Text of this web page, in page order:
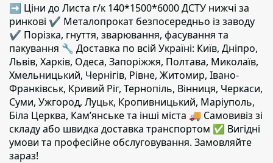
➡ Ціни до Листа г/к 140*1500*6000 ДСТУ нижчі за
ринкові ✔️ Металопрокат безпосередньо із заводу
✔️ Порізка, гнуття, зварювання, фасування та
пакування 🔧 Доставка по всій Україні: Київ, Дніпро,
Львів, Харків, Одеса, Запоріжжя, Полтава, Миколаїв,
Хмельницький, Чернігів, Рівне, Житомир, Івано-
Франківськ, Кривий Ріг, Тернопіль, Вінниця, Черкаси,
Суми, Ужгород, Луцьк, Кропивницький, Маріуполь,
Біла Церква, Кам’янське та інші міста 🚚 Самовивіз зі
складу або швидка доставка транспортом ✅ Вигідні
умови та професійне обслуговування. Замовляйте
зараз!